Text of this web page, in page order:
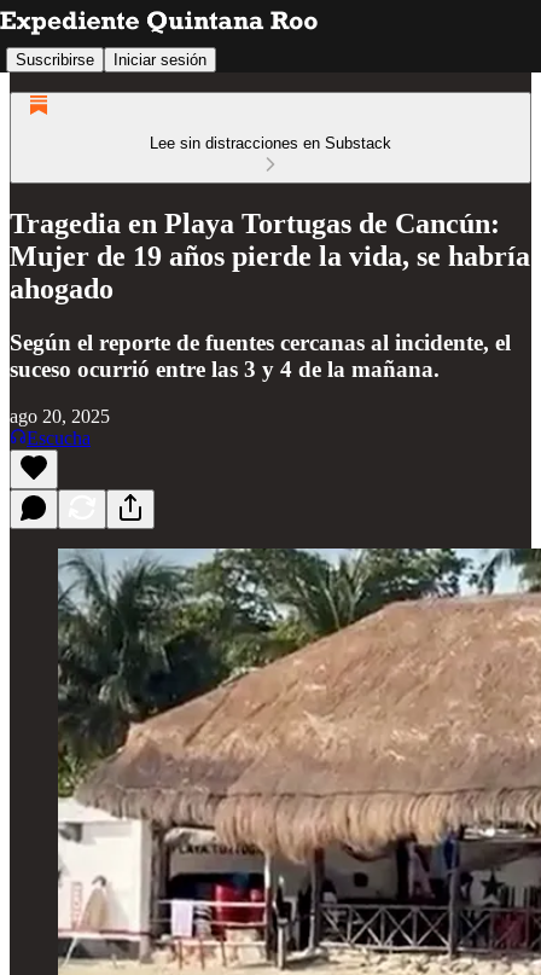
Suscribirse Iniciar sesión
Lee sin distracciones en Substack
Tragedia en Playa Tortugas de Cancún:
Mujer de 19 años pierde la vida, se habría
ahogado
Según el reporte de fuentes cercanas al incidente, el
suceso ocurrió entre las 3 y 4 de la mañana.
ago 20, 2025
Escucha